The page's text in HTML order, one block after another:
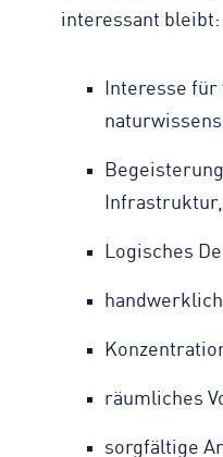
interessant bleibt:
Interesse
Logisches
räumliches
sorgfältige